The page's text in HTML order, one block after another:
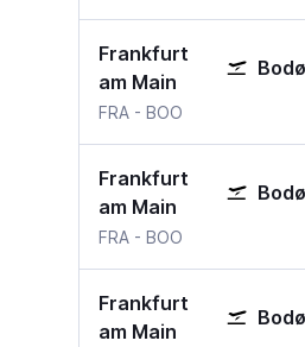
Frankfurt
am Main
Bodø
FRA- BOO
Frankfurt
am Main
Bodø
FRA- BOO
Frankfurt
am Main
Bodø